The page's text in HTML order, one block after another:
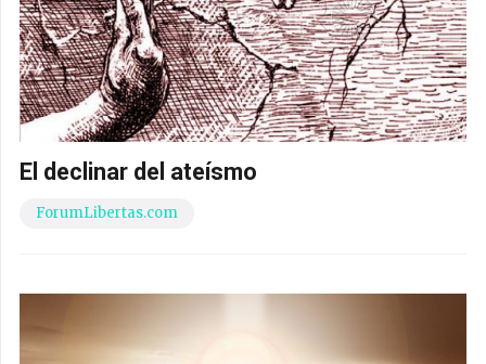
El declinar del ateísmo
ForumLibertas.com